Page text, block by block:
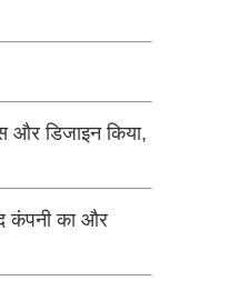
और डिजाइन किया,
कंपनी का और